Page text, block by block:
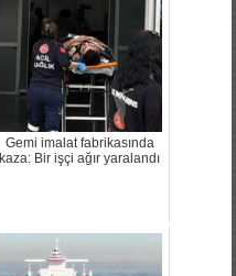
Gemi imalat fabrikasında
kaza: Bir işçi ağır yaralandı